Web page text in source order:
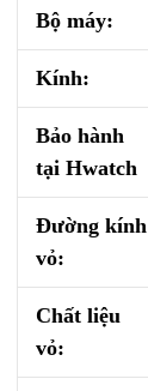
Bộ máy:
Kính:
Bảo hành
tại Hwatch
Đường kính
vỏ:
Chất liệu
vỏ: